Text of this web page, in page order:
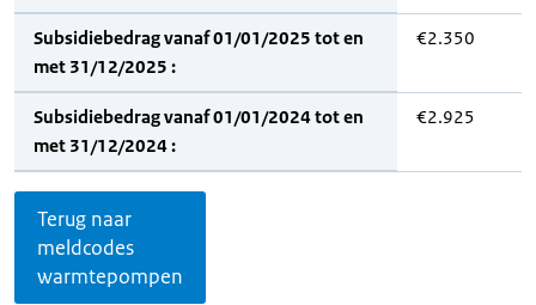
Subsidiebedrag vanaf 01/01/2025 tot en
met 31/12/2025 :
€2.350
Subsidiebedrag vanaf 01/01/2024 tot en
met 31/12/2024 :
€2.925
Terug naar
meldcodes
warmtepompen